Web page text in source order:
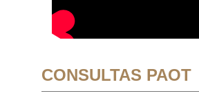
CONSULTAS PAOT